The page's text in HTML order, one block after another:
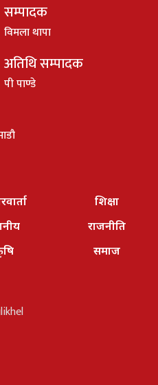
सम्पादक
विमला थापा
अतिथि सम्पादक
पी पाण्डे
शिक्षा
राजनीति
समाज